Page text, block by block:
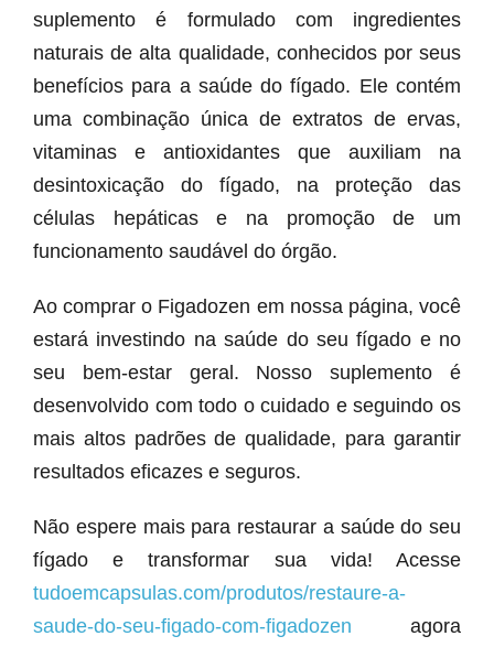
suplemento é formulado com ingredientes
naturais de alta qualidade, conhecidos por seus
benefícios para a saúde do fígado. Ele contém
uma combinação única de extratos de ervas,
vitaminas e antioxidantes que auxiliam na
desintoxicação do fígado, na proteção das
células hepáticas e na promoção de um
funcionamento saudável do órgão.
Ao comprar o Figadozen em nossa página, você
estará investindo na saúde do seu fígado e no
seu bem-estar geral. Nosso suplemento é
desenvolvido com todo o cuidado e seguindo os
mais altos padrões de qualidade, para garantir
resultados eficazes e seguros.
Não espere mais para restaurar a saúde do seu
fígado e transformar sua vida! Acesse
tudoemcapsulas.com/produtos/restaure-a-
saude-do-seu-figado-com-figadozen agora